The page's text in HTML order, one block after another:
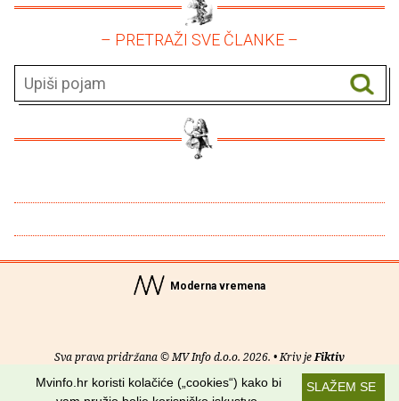
– PRETRAŽI SVE ČLANKE –
Moderna vremena
Sva prava pridržana © MV Info d.o.o. 2026. • Kriv jeFiktiv
Uvjeti korištenja RSS kanaliSLAŽEM SE
Mvinfo.hr koristi kolačiće („cookies“) kako bi